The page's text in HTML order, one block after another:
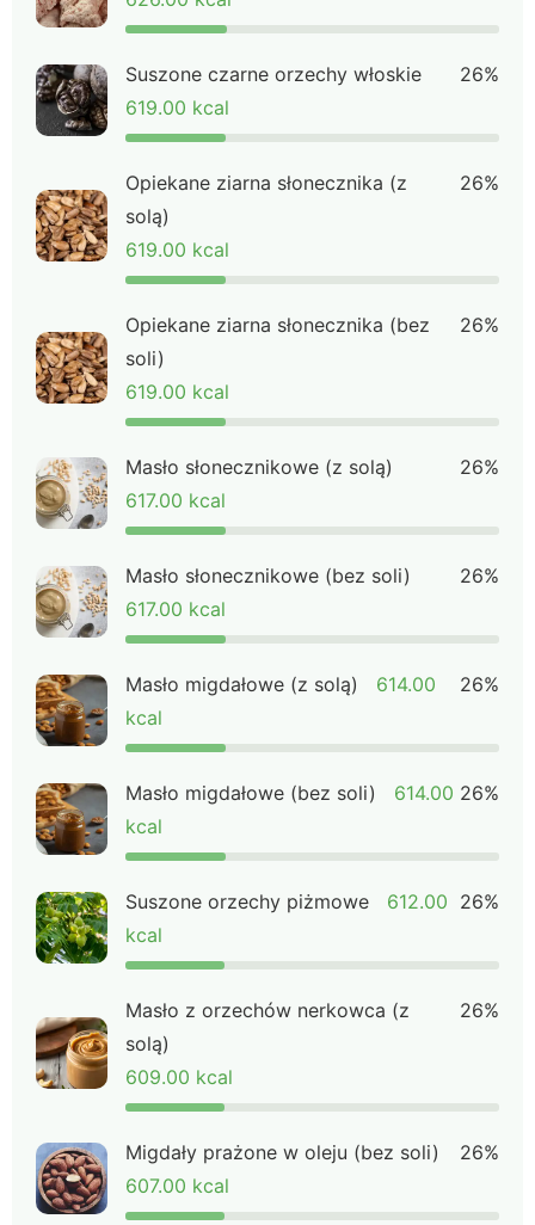
Suszone czarne orzechy włoskie
619.00 kcal
26%
Opiekane ziarna słonecznika (z
solą)
619.00 kcal
26%
Opiekane ziarna słonecznika (bez
soli)
619.00 kcal
26%
Masło słonecznikowe (z solą)
617.00 kcal
26%
Masło słonecznikowe (bez soli)
617.00 kcal
26%
Masło migdałowe (z solą)
614.00
kcal
26%
Masło migdałowe (bez soli)
614.00
kcal
26%
Suszone orzechy piżmowe
612.00
kcal
26%
Masło z orzechów nerkowca (z
solą)
609.00 kcal
26%
Migdały prażone w oleju (bez soli)
607.00 kcal
26%